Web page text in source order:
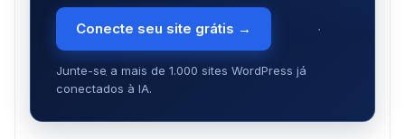
Conecte seu site grátis →
Junte-se a mais de 1.000 sites WordPress já
conectados à IA.